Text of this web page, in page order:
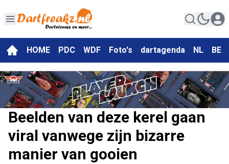
HOME PDC WDF Foto's dartagenda NL BE
Beelden van deze kerel gaan
viral vanwege zijn bizarre
manier van gooien